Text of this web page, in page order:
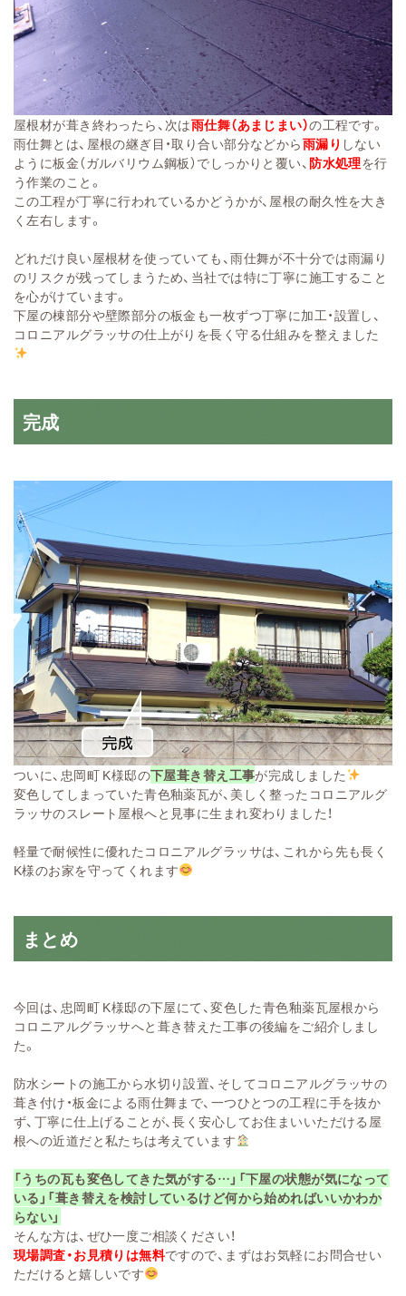
屋根材が葺き終わったら、次は雨仕舞（あまじまい）の工程です。
雨仕舞とは、屋根の継ぎ目・取り合い部分などから雨漏り しない
ように板金（ガルバリウム鋼板）でしっかりと覆い、防水処理を行
う作業のこと。
この工程が丁寧に行われているかどうかが、屋根の耐久性を大き
く左右します。
どれだけ良い屋根材を使っていても、雨仕舞が不十分では雨漏り
のリスクが残ってしまうため、当社では特に丁寧に施工すること
を心がけています。
下屋の棟部分や壁際部分の板金も一枚ずつ丁寧に加工・設置し、
コロニアルグラッサの仕上がりを長く守る仕組みを整えました
完成
ついに、忠岡町 K様邸の下屋葺き替え工事が完成しました
変色してしまっていた青色釉薬瓦が、美しく整ったコロニアルグ
ラッサのスレート屋根へと見事に生まれ変わりました！
軽量で耐候性に優れたコロニアルグラッサは、これから先も長く
K様のお家を守ってくれます
まとめ
今回は、忠岡町 K様邸の下屋にて、変色した青色釉薬瓦屋根から
コロニアルグラッサへと葺き替えた工事の後編をご紹介しまし
た。
防水シートの施工から水切り設置、そしてコロニアルグラッサの
葺き付け・板金による雨仕舞まで、一つひとつの工程に手を抜か
ず、丁寧に仕上げることが、長く安心してお住まいいただける屋
根への近道だと私たちは考えています
「うちの瓦も変色してきた気がする…」「下屋の状態が気になって
いる」「葺き替えを検討しているけど何から始めればいいかわか
らない」
そんな方は、ぜひ一度ご相談ください！
現場調査・お見積りは無料ですので、まずはお気軽にお問合せい
ただけると嬉しいです